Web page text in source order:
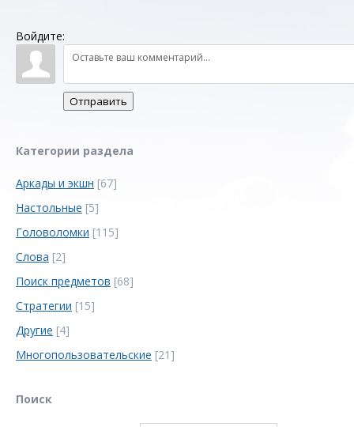
Войдите:
Отправить
Категории раздела
Аркады и экшн [67]
Настольные [5]
Головоломки [115]
Слова [2]
Поиск предметов [68]
Стратегии [15]
Другие [4]
Многопользовательские [21]
Поиск